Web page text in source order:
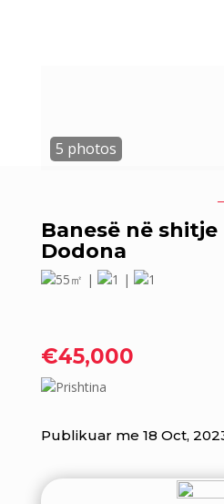
Banesë në
Dodona
55㎡ | 1 | 1
€45,000
Prishtina
Publikuar me 18 Oct,